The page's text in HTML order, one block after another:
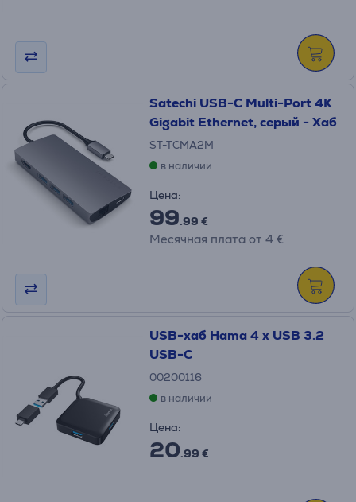
Satechi USB-C Multi-Port 4K
Gigabit Ethernet, серый - Хаб
ST-TCMA2M
в наличии
Цена:
99.99 €
Месячная плата от 4 €
USB-хаб Hama 4 x USB 3.2
USB-C
00200116
в наличии
Цена:
20.99 €